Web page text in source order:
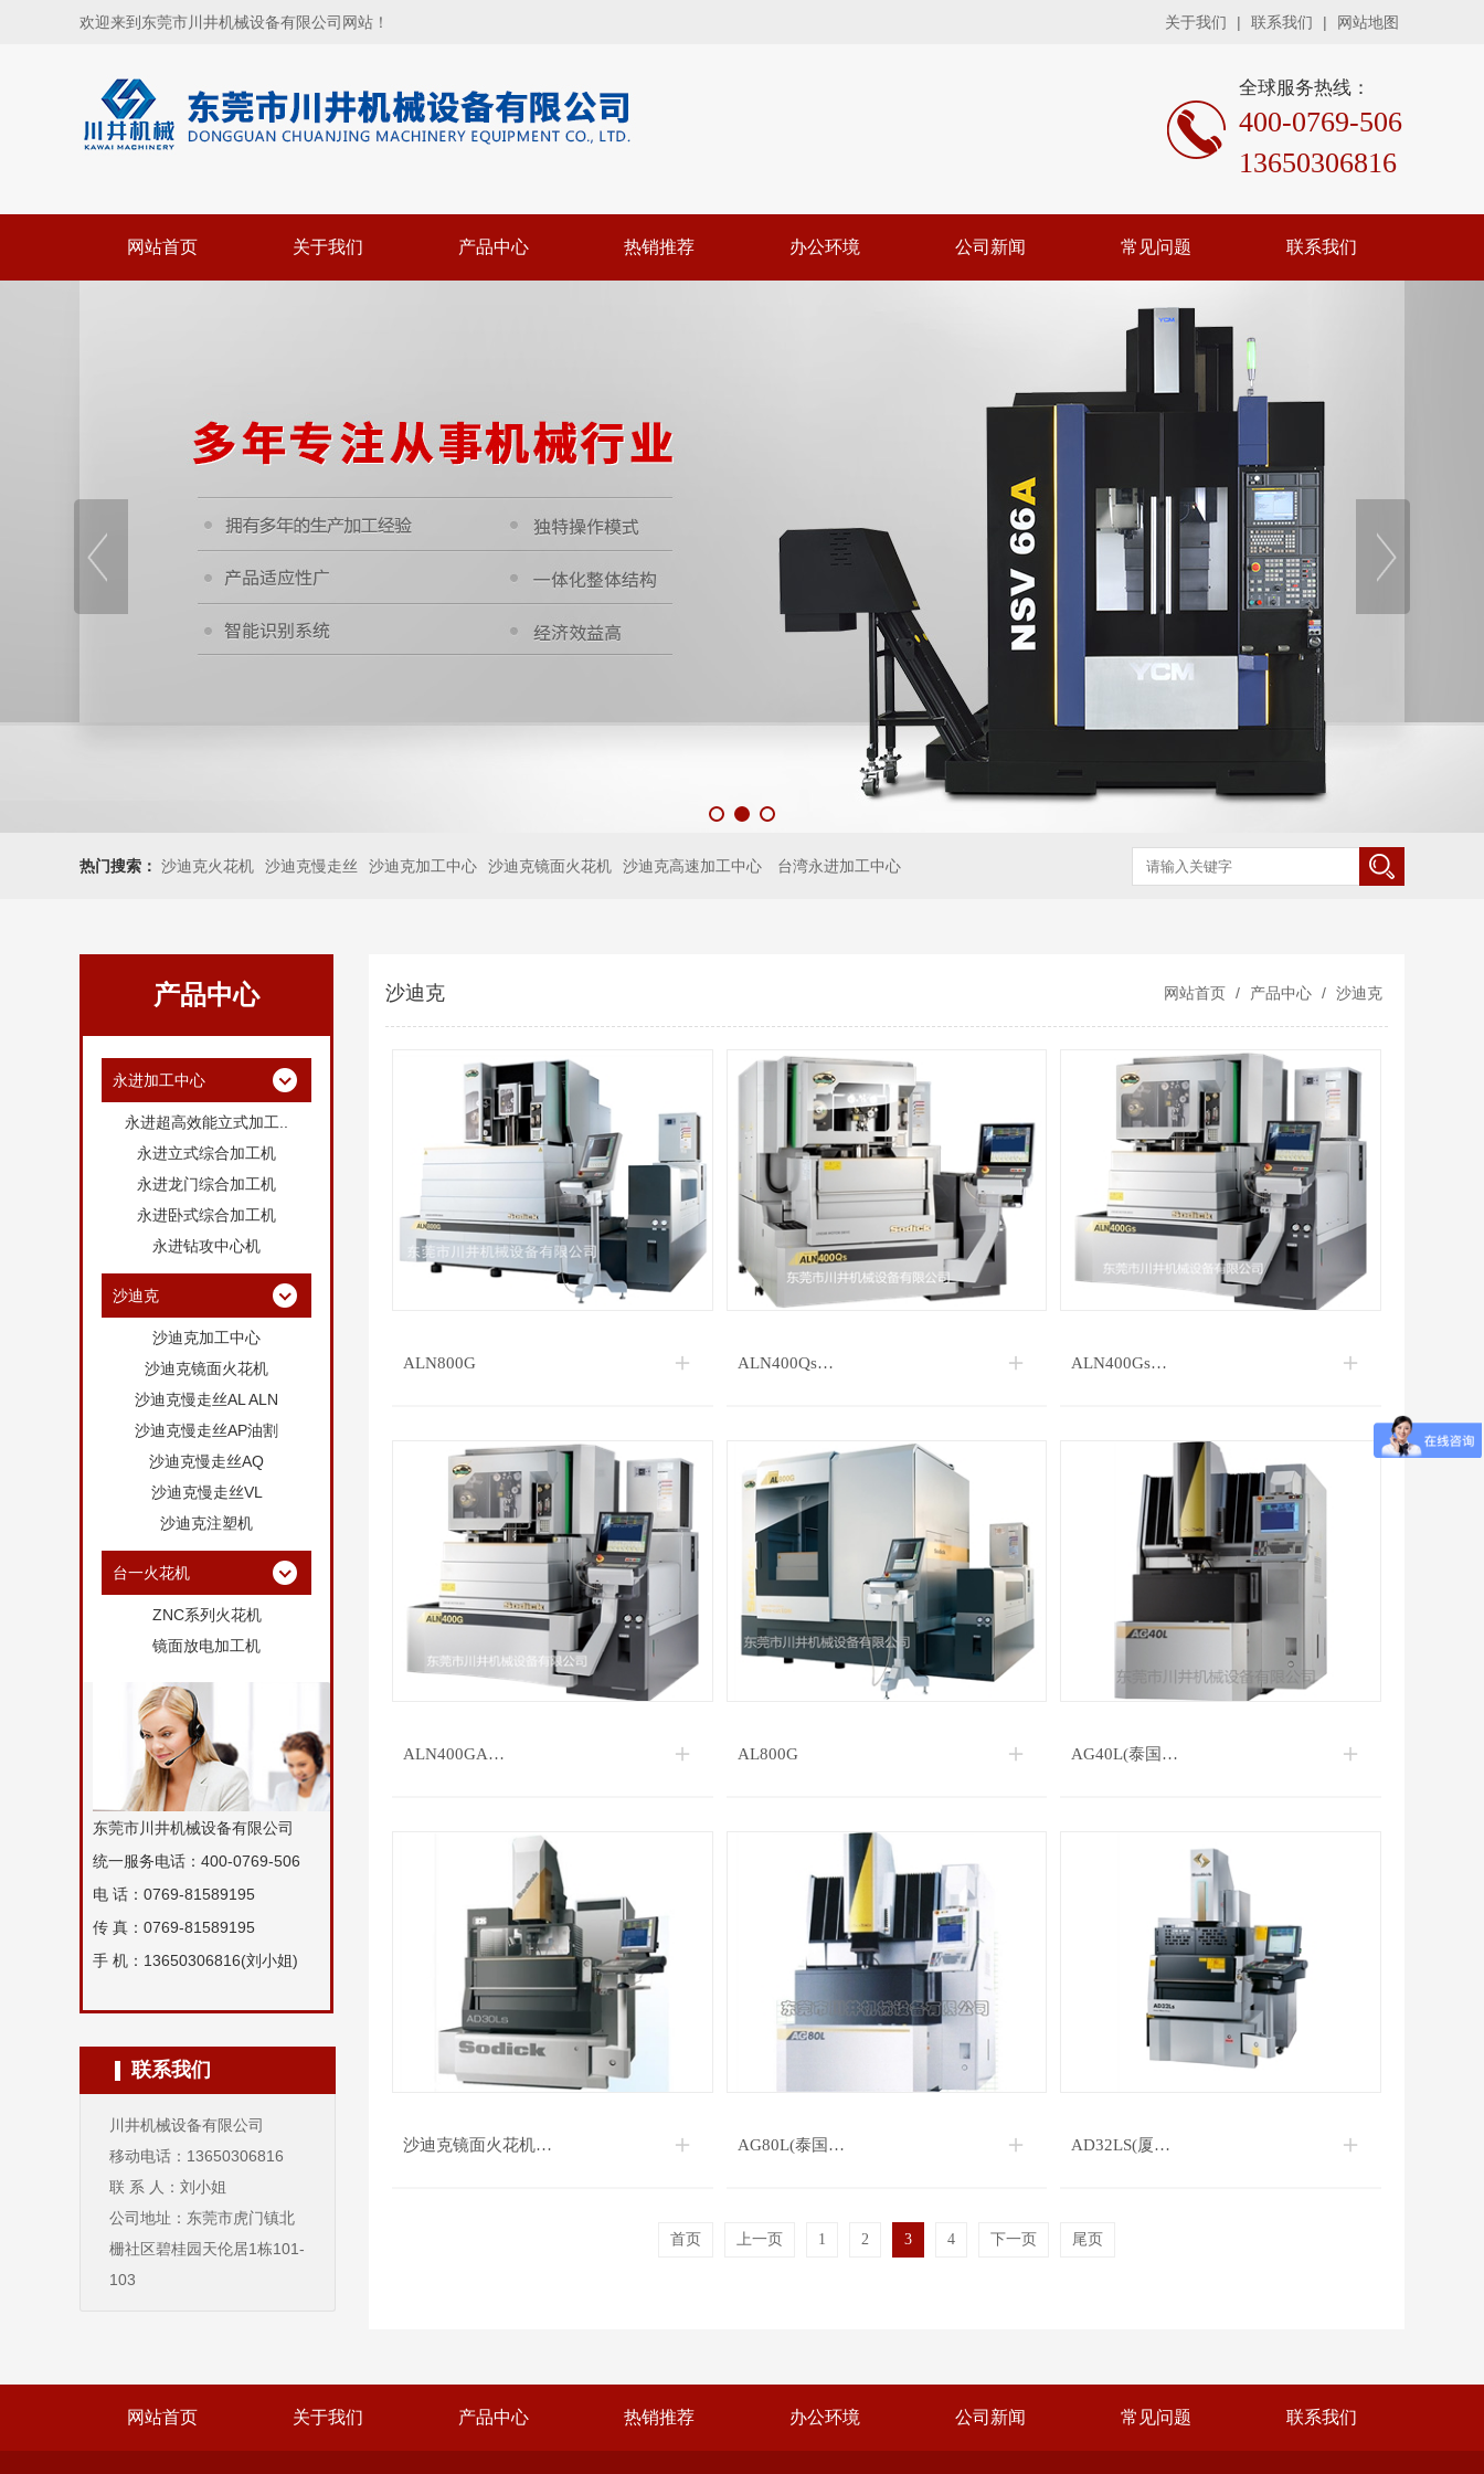
欢迎来到东莞市川井机械设备有限公司网站！ 关于我们 | 联系我们 | 网站地图
全球服务热线：
400-0769-506
13650306816
网站首页 关于我们 产品中心 热销推荐 办公环境 公司新闻 常见问题 联系我们
热门搜索： 沙迪克火花机 沙迪克慢走丝 沙迪克加工中心 沙迪克镜面火花机 沙迪克高速加工中心 台湾永进加工中心
产品中心
永进加工中心
永进超高效能立式加工..
永进立式综合加工机
永进龙门综合加工机
永进卧式综合加工机
永进钻攻中心机
沙迪克
沙迪克加工中心
沙迪克镜面火花机
沙迪克慢走丝AL ALN
沙迪克慢走丝AP油割
沙迪克慢走丝AQ
沙迪克慢走丝VL
沙迪克注塑机
台一火花机
ZNC系列火花机
镜面放电加工机
东莞市川井机械设备有限公司
统一服务电话：400-0769-506
电 话：0769-81589195
传 真：0769-81589195
手 机：13650306816(刘小姐)
联系我们
川井机械设备有限公司
移动电话：13650306816
联 系 人：刘小姐
公司地址：东莞市虎门镇北
栅社区碧桂园天伦居1栋101-
103
沙迪克 网站首页 / 产品中心 / 沙迪克
ALN800G ALN400Qs… ALN400Gs…
ALN400GA… AL800G AG40L(泰国…
沙迪克镜面火花机… AG80L(泰国… AD32LS(厦…
首页 上一页 1 2 3 4 下一页 尾页
网站首页 关于我们 产品中心 热销推荐 办公环境 公司新闻 常见问题 联系我们